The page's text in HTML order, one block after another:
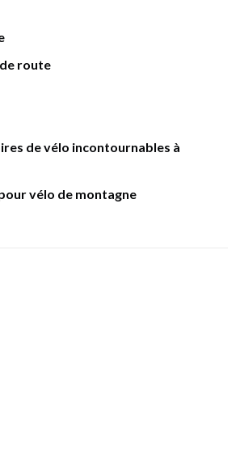
route
de vélo incontournables à
vélo de montagne